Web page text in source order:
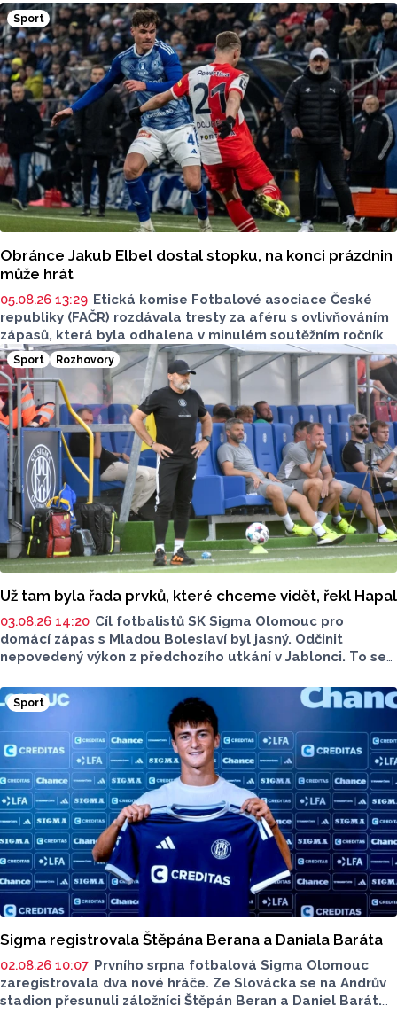
z norského HamKamu. Sigma to uvedla na svém webu,
o tom, na jak dlouho podepsal nov hráč smlouvu
neinformovala.
Sport
Obránce Jakub Elbel dostal stopku, na konci prázdnin
může hrát
05.08.26 13:29 Etická komise Fotbalové asociace České
republiky (FAČR) rozdávala tresty za aféru s ovlivňováním
zápasů, která byla odhalena v minulém soutěžním ročníku.
V tomto případě už byla potrestána Karviná, která byla
přeřazena do druhé ligy. Nyní došlo i na jednotlivce,
je mezi nimi také obránce SK Sigma Olomouc Jakub Elbel.
Ten dostal zákaz činnosti a pokutu. Ale hrát může už na
konci prázdnin.
Sport Rozhovory
Už tam byla řada prvků, které chceme vidět, řekl Hapal
03.08.26 14:20 Cíl fotbalistů SK Sigma Olomouc pro
domácí zápas s Mladou Boleslaví byl jasný. Odčinit
nepovedený výkon z předchozího utkání v Jablonci. To se
o něco lépe, ale bod získali jen jeden. Dvakrát prohrávali,
nakonec vydřeli remízu 2:2. „Remízu musíme brát
s pokorou. Je třeba se připravit na další utkání. Už tam ale
byla řada prvků, které od týmu chceme vidět,“ řekl Pavel
Hapal, trenér SK Sigma.
Sport
Sigma registrovala Štěpána Berana a Daniala Baráta
02.08.26 10:07 Prvního srpna fotbalová Sigma Olomouc
zaregistrovala dva nové hráče. Ze Slovácka se na Andrův
stadion přesunuli záložníci Štěpán Beran a Daniel Barát.